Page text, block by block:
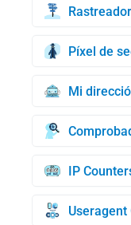
Píxel de
Mi
IP